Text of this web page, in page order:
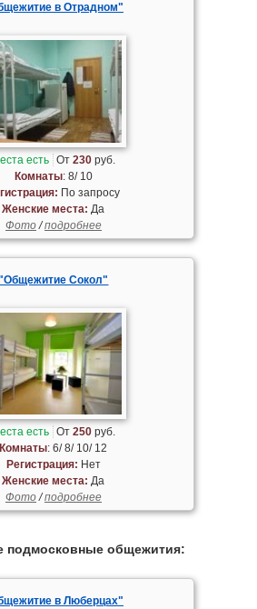
в Отрадном"
есть От230 руб.
Комнаты: 8/ 10
По запросу
Женские места: Да
Фото/подробнее
Сокол"
есть От250 руб.
Комнаты: 6/ 8/ 10/ 12
Регистрация: Нет
Женские места: Да
Фото/подробнее
подмосковные общежития:
в Люберцах"